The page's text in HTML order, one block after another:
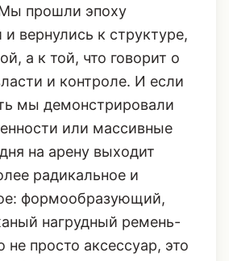
мы демонстрировали
или массивные
на арену выходит
радикальное и
формообразующий,
нагрудный ремень-
не просто аксессуар, это
броня, которая
самый
элемент нашего
блейзер -